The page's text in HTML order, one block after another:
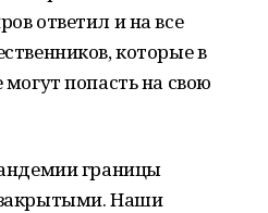
ответил и на все
которые в
могут попасть на свою
границы
Наши